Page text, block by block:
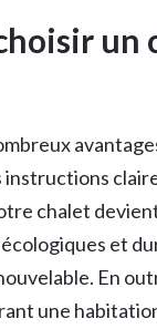
un
chalet
et
En
une